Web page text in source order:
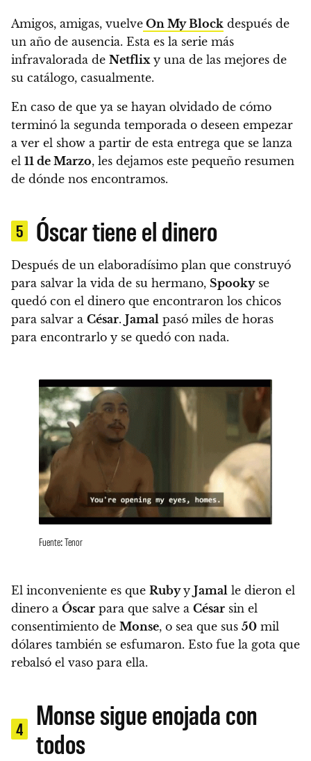
Amigos, amigas, vuelve On My Block después de
un año de ausencia. Esta es la serie más
infravalorada de Netflix y una de las mejores de
su catálogo, casualmente.
En caso de que ya se hayan olvidado de cómo
terminó la segunda temporada o deseen empezar
a ver el show a partir de esta entrega que se lanza
el 11 de Marzo, les dejamos este pequeño resumen
de dónde nos encontramos.
5 Óscar tiene el dinero
Después de un elaboradísimo plan que construyó
para salvar la vida de su hermano, Spookyse
quedó con el dinero que encontraron los chicos
para salvar a César. Jamal pasó miles de horas
para encontrarlo y se quedó con nada.
Fuente: Tenor
El inconveniente es que Rubyy Jamal le dieron el
dinero a Óscar para que salve a César sin el
consentimiento de Monse, o sea que sus 50 mil
dólares también se esfumaron. Esto fue la gota que
rebalsó el vaso para ella.
4
Monse sigue enojada con
todos